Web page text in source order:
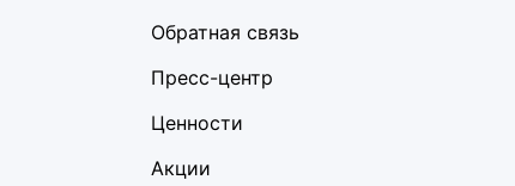
Обратная связь
Пресс-центр
Ценности
Акции